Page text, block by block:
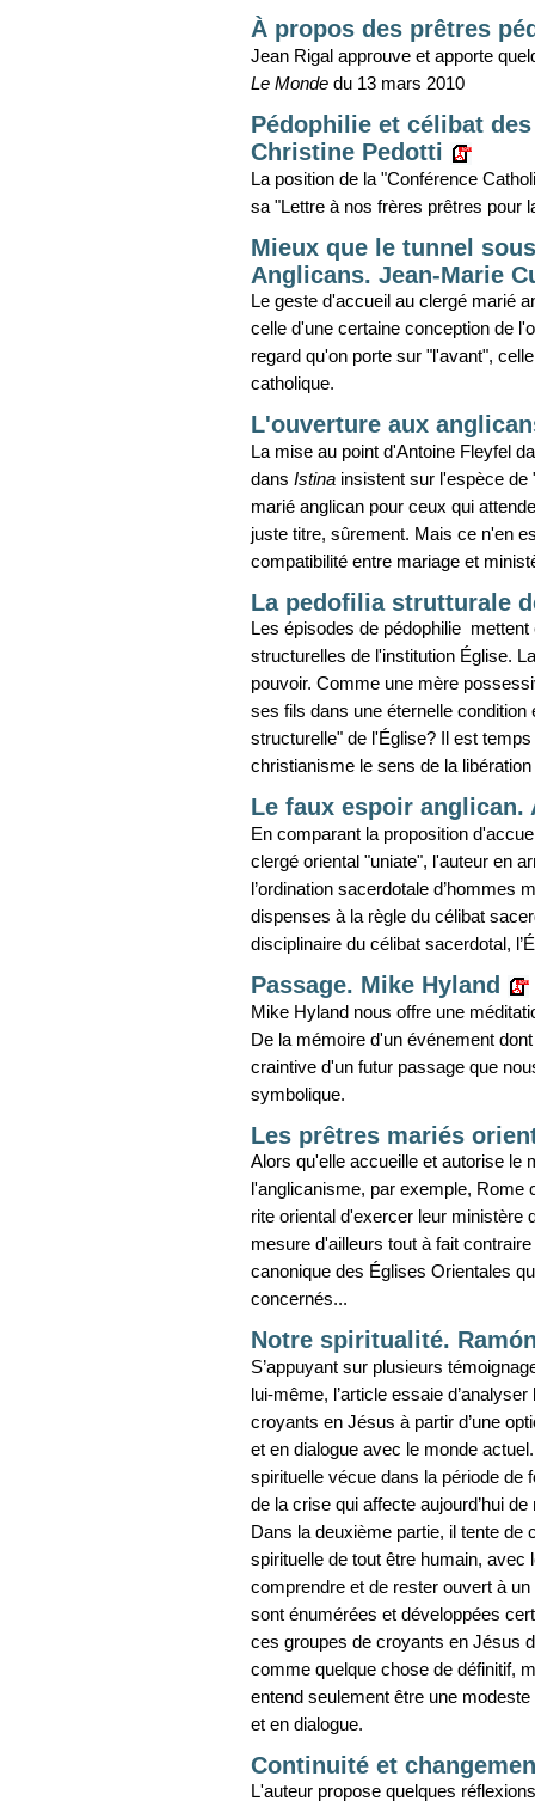
À propos des prêtres
Jean Rigal approuve et apporte
Le Monde du 13 mars 2010
Pédophilie et célibat
Christine Pedotti
La position de la "Conférence
sa "Lettre à nos frères prêtres pour
Mieux que le tunnel
Anglicans. Jean-Marie
Le geste d'accueil au clergé marié
celle d'une certaine conception de
regard qu'on porte sur "l'avant",
catholique.
L'ouverture aux
La mise au point d'Antoine Fleyfel
dans Istina insistent sur l'espèce
marié anglican pour ceux qui
juste titre, sûrement. Mais ce n'en
compatibilité entre mariage et
La pedofilia strutturale
Les épisodes de pédophilie
structurelles de l'institution Église.
pouvoir. Comme une mère
ses fils dans une éternelle condition
structurelle" de l'Église? Il est
christianisme le sens de la
Le faux espoir anglican.
En comparant la proposition
clergé oriental "uniate", l'auteur en
l’ordination sacerdotale d’hommes
dispenses à la règle du célibat
disciplinaire du célibat sacerdotal,
Passage. Mike Hyland
Mike Hyland nous offre une
De la mémoire d'un événement
craintive d'un futur passage que
symbolique.
Les prêtres mariés
Alors qu'elle accueille et autorise le
l'anglicanisme, par exemple, Rome
rite oriental d'exercer leur ministère
mesure d'ailleurs tout à fait
canonique des Églises Orientales
concernés...
Notre spiritualité.
S’appuyant sur plusieurs
lui-même, l’article essaie
croyants en Jésus à partir d’une
et en dialogue avec le monde
spirituelle vécue dans la période de
de la crise qui affecte aujourd’hui
Dans la deuxième partie, il tente de
spirituelle de tout être humain,
comprendre et de rester ouvert à
sont énumérées et développées
ces groupes de croyants en Jésus
comme quelque chose de définitif,
entend seulement être une
et en dialogue.
Continuité et
L'auteur propose quelques